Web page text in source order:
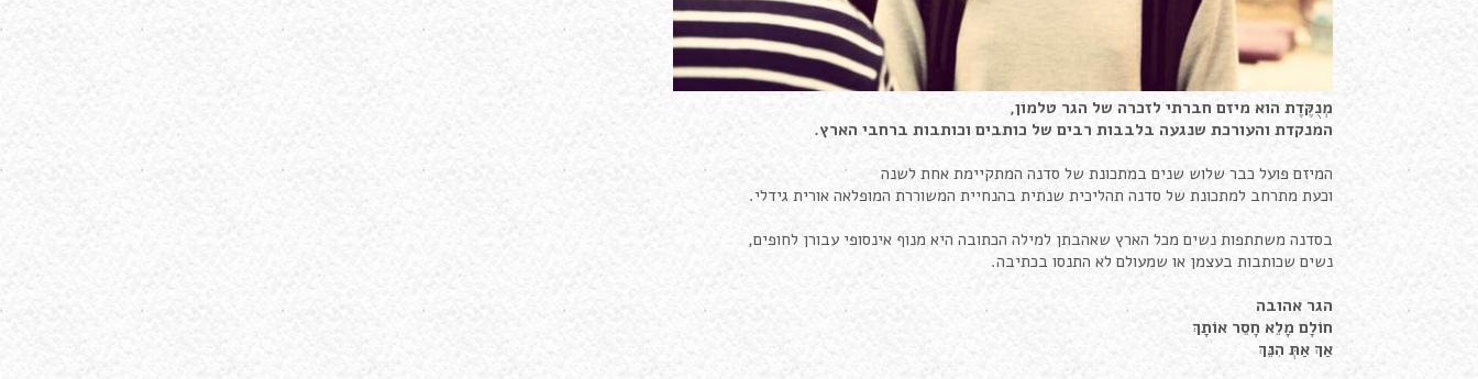
מְנֻקֶּדֶת הוא מיזם חברתי לזכרה של הגר טלמון,
המנקדת והעורכת שנגעה בלבבות רבים של כותבים וכותבות ברחבי הארץ.
המיזם פועל כבר שלוש שנים במתכונת של סדנה המתקיימת אחת לשנה
וכעת מתרחב למתכונת של סדנה תהליכית שנתית בהנחיית המשוררת המופלאה אורית גידלי.
בסדנה משתתפות נשים מכל הארץ שאהבתן למילה הכתובה היא מנוף אינסופי עבורן לחופים,
נשים שכותבות בעצמן או שמעולם לא התנסו בכתיבה.
הגר אהובה
חוֹלָם מָלֵא חָסֵר אוֹתָךְ
אַךְ אַתְּ הִנֵּךְ